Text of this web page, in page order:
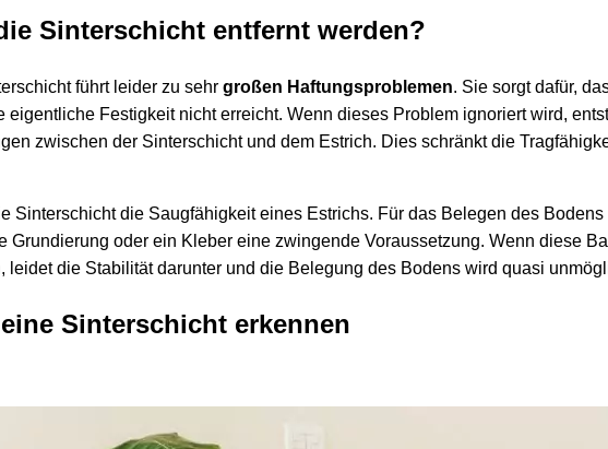
Sinterschicht entfernt werden?
führt leider zu sehr großen Haftungsproblemen. Sie sorgt dafür,
eigentliche Festigkeit nicht erreicht. Wenn dieses Problem ignoriert wird,
zwischen der Sinterschicht und dem Estrich. Dies schränkt die
Sinterschicht die Saugfähigkeit eines Estrichs. Für das Belegen des Bodens
Grundierung oder ein Kleber eine zwingende Voraussetzung. Wenn diese
leidet die Stabilität darunter und die Belegung des Bodens wird quasi
Sinterschicht erkennen